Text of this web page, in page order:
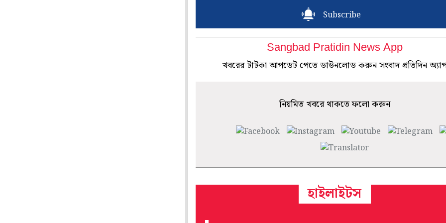
Subscribe
Sangbad Pratidin News App
খবরের টাটকা আপডেট পেতে ডাউনলোড করুন সংবাদ প্রতিদিন
নিয়মিত খবরে থাকতে ফলো করুন
হাইলাইটস